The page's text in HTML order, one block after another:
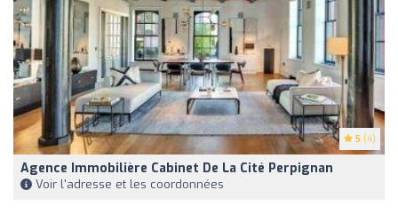
5 (4)
Agence Immobilière Cabinet De La Cité Perpignan
Voir l'adresse et les coordonnées